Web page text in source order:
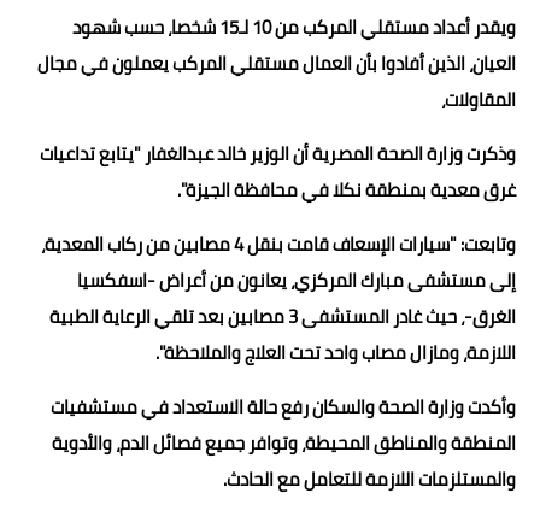
ويقدر أعداد مستقلي المركب من 10 لـ15 شخصا، حسب شهود
العيان، الذين أفادوا بأن العمال مستقلي المركب يعملون في مجال
المقاولات،
وذكرت وزارة الصحة المصرية أن الوزير خالد عبدالغفار "يتابع تداعيات
غرق معدية بمنطقة نكلا في محافظة الجيزة".
وتابعت: "سيارات الإسعاف قامت بنقل 4 مصابين من ركاب المعدية،
إلى مستشفى مبارك المركزي، يعانون من أعراض -اسفكسيا
الغرق-، حيث غادر المستشفى 3 مصابين بعد تلقي الرعاية الطبية
اللازمة، ومازال مصاب واحد تحت العلاج والملاحظة".
وأكدت وزارة الصحة والسكان رفع حالة الاستعداد في مستشفيات
المنطقة والمناطق المحيطة، وتوافر جميع فصائل الدم، والأدوية
والمستلزمات اللازمة للتعامل مع الحادث.